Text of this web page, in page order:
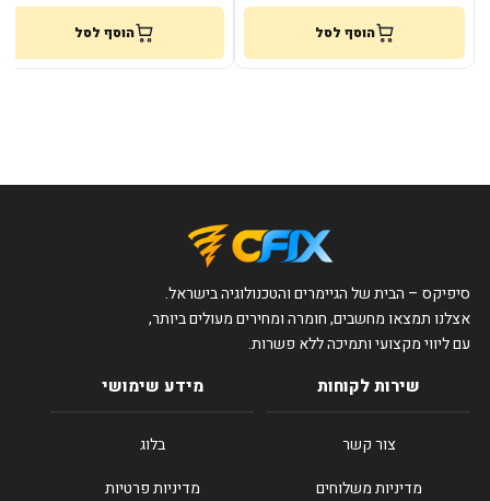
הוסף לסל הוסף לסל
סיפיקס – הבית של הגיימרים והטכנולוגיה בישראל.
אצלנו תמצאו מחשבים, חומרה ומחירים מעולים ביותר,
עם ליווי מקצועי ותמיכה ללא פשרות.
שירות לקוחות
צור קשר
מדיניות משלוחים
מידע שימושי
בלוג
מדיניות פרטיות